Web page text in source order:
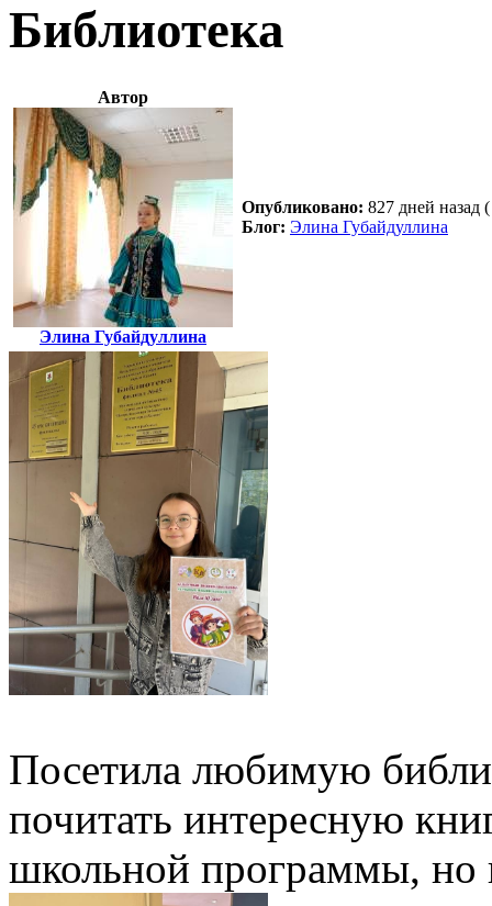
Библиотека
Автор
Элина Губайдуллина
Опубликовано: 827 дней назад
Блог: Элина Губайдуллина
Посетила любимую
почитать интересную
школьной программы, но